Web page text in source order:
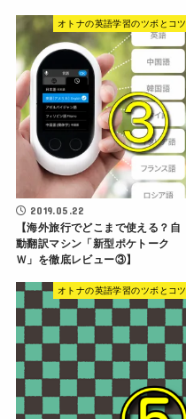
オトナの英語学習のツボとコツ
2019.05.22
【海外旅行でどこまで使える？自
動翻訳マシン「新型ポケトーク
Ｗ」を徹底レビュー③】
オトナの英語学習のツボとコツ